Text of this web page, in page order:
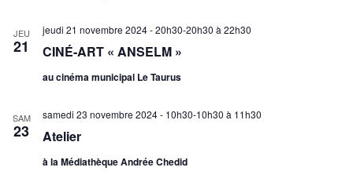
JEU
21 CINÉ-ART « ANSELM »
jeudi 21 novembre 2024 - 20h30-20h30 à 22h30
au cinéma municipal Le Taurus
SAM
23 Atelier
samedi 23 novembre 2024 - 10h30-10h30 à 11h30
à la Médiathèque Andrée Chedid